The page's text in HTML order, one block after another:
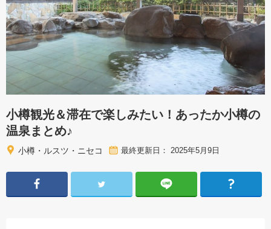
小樽観光＆滞在で楽しみたい！あったか小樽の
温泉まとめ♪
小樽・ルスツ・ニセコ 最終更新日： 2025年5月9日